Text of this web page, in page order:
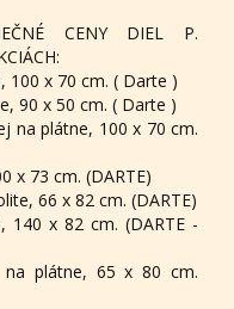
CENY DIEL P.
100 x 70 cm. ( Darte )
90 x 50 cm. ( Darte )
na plátne, 100 x 70 cm.
x 73 cm. (DARTE)
66 x 82 cm. (DARTE)
140 x 82 cm. (DARTE -
plátne, 65 x 80 cm.